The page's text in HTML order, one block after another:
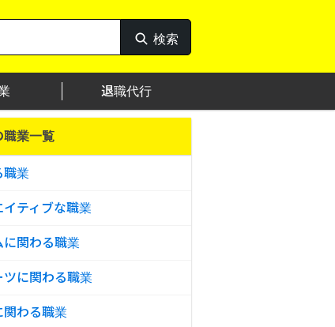
検索
検
索
退職代行
職業一覧
職業
イティブな職業
に関わる職業
ツに関わる職業
関わる職業